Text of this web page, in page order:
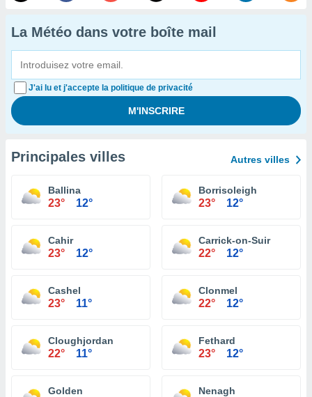
La Météo dans votre boîte mail
J'ai lu et j'accepte la politique de privacité
Principales villes Autres villes
Ballina
23° 12°
Borrisoleigh
23° 12°
Cahir
23° 12°
Carrick-on-Suir
22° 12°
Cashel
23° 11°
Clonmel
22° 12°
Cloughjordan
22° 11°
Fethard
23° 12°
Golden Nenagh